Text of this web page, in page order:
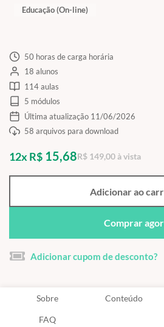
Educação (On-line)
50 horas de carga horária
18 alunos
114 aulas
5 módulos
Última atualização 11/06/2026
58 arquivos para download
12x R$ 15,68R$ 149,00 à vista
Adicionar ao
Comprar
Adicionar cupom de desconto?
Sobre Conteúdo
FAQ